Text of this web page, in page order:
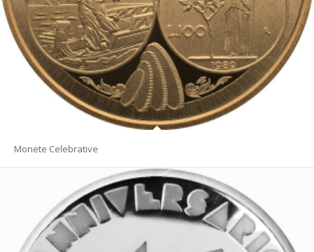
Monete Celebrative